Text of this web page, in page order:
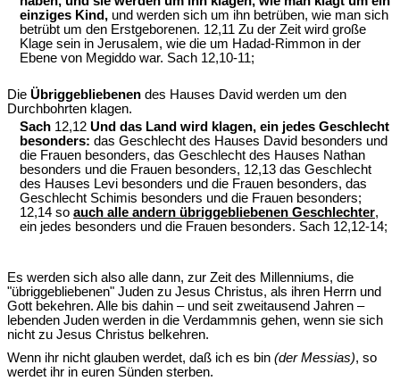
einziges Kind, und werden sich um ihn betrüben, wie man sich
betrübt um den Erstgeborenen. 12,11 Zu der Zeit wird große
Klage sein in Jerusalem, wie die um Hadad-Rimmon in der
Ebene von Megiddo war. Sach 12,10-11;
Die Übriggebliebenen des Hauses David werden um den
Durchbohrten klagen.
Sach 12,12 Und das Land wird klagen, ein jedes Geschlecht
besonders: das Geschlecht des Hauses David besonders und
die Frauen besonders, das Geschlecht des Hauses Nathan
besonders und die Frauen besonders, 12,13 das Geschlecht
des Hauses Levi besonders und die Frauen besonders, das
Geschlecht Schimis besonders und die Frauen besonders;
12,14 so auch alle andern übriggebliebenen Geschlechter,
ein jedes besonders und die Frauen besonders. Sach 12,12-14;
Es werden sich also alle dann, zur Zeit des Millenniums, die
"übriggebliebenen" Juden zu Jesus Christus, als ihren Herrn und
Gott bekehren. Alle bis dahin – und seit zweitausend Jahren –
lebenden Juden werden in die Verdammnis gehen, wenn sie sich
nicht zu Jesus Christus belkehren.
Wenn ihr nicht glauben werdet, daß ich es bin (der Messias), so
werdet ihr in euren Sünden sterben.